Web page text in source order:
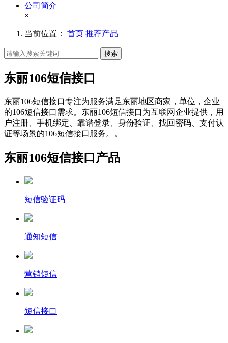
公司简介
×
当前位置： 首页 推荐产品
搜索
东丽106短信接口
东丽106短信接口专注为服务满足东丽地区商家，单位，企业
的106短信接口需求。东丽106短信接口为互联网企业提供，用
户注册、手机绑定、靠谱登录、身份验证、找回密码、支付认
证等场景的106短信接口服务。。
东丽106短信接口产品
短信验证码
通知短信
营销短信
短信接口